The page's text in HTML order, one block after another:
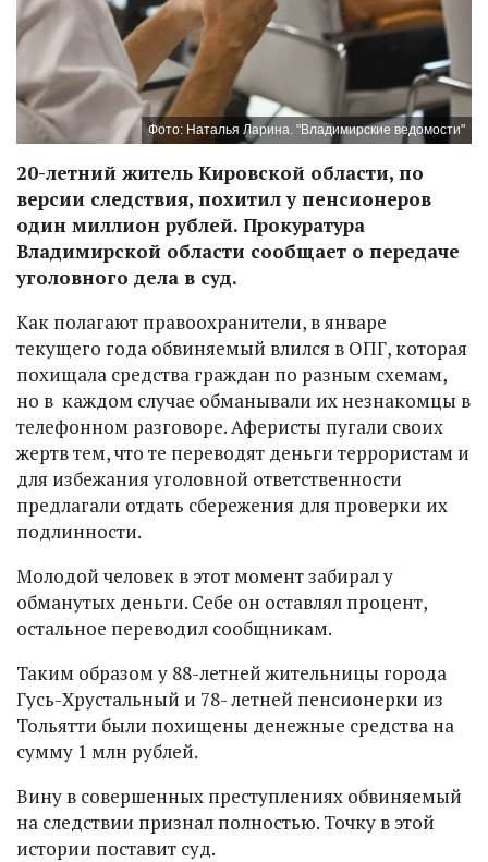
Фото: Наталья Ларина. "Владимирские ведомости"
20-летний житель Кировской области, по
версии следствия, похитил у пенсионеров
один миллион рублей. Прокуратура
Владимирской области сообщает о передаче
уголовного дела в суд.
Как полагают правоохранители, в январе
текущего года обвиняемый влился в ОПГ, которая
похищала средства граждан по разным схемам,
но в каждом случае обманывали их незнакомцы в
телефонном разговоре. Аферисты пугали своих
жертв тем, что те переводят деньги террористам и
для избежания уголовной ответственности
предлагали отдать сбережения для проверки их
подлинности.
Молодой человек в этот момент забирал у
обманутых деньги. Себе он оставлял процент,
остальное переводил сообщникам.
Таким образом у 88-летней жительницы города
Гусь-Хрустальный и 78- летней пенсионерки из
Тольятти были похищены денежные средства на
сумму 1 млн рублей.
Вину в совершенных преступлениях обвиняемый
на следствии признал полностью. Точку в этой
истории поставит суд.